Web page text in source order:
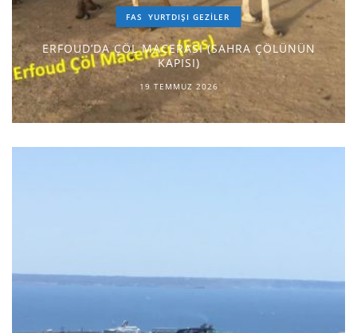
FAS YURTDIŞI GEZILER
ERFOUD’DA ÇÖL MACERASI (SAHRA ÇÖLÜNÜN
KAPISI)
19 TEMMUZ 2026